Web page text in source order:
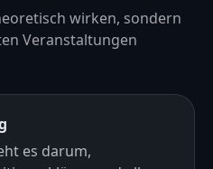
wirken, sondern
Veranstaltungen
es darum,